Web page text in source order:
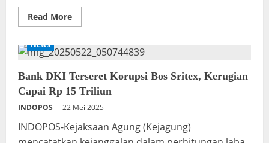
Read MoreRead
more
Korupsi
Sritex
15
T
yang
Bank
Terjadi
Era
News
Bank DKI Terseret Korupsi Bos Sritex, Kerugian
Capai Rp 15 Triliun
INDOPOS 22 Mei 2025
INDOPOS-Kejaksaan Agung (Kejagung)